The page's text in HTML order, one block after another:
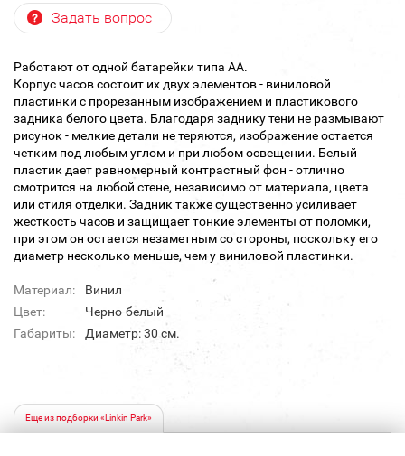
Задать вопрос
Работают от одной батарейки типа АА.
Корпус часов состоит их двух элементов - виниловой
пластинки с прорезанным изображением и пластикового
задника белого цвета. Благодаря заднику тени не размывают
рисунок - мелкие детали не теряются, изображение остается
четким под любым углом и при любом освещении. Белый
пластик дает равномерный контрастный фон - отлично
смотрится на любой стене, независимо от материала, цвета
или стиля отделки. Задник также существенно усиливает
жесткость часов и защищает тонкие элементы от поломки,
при этом он остается незаметным со стороны, поскольку его
диаметр несколько меньше, чем у виниловой пластинки.
Материал:
Винил
Цвет:
Черно-белый
Габариты:
Диаметр: 30 см.
Еще из подборки «Linkin Park»